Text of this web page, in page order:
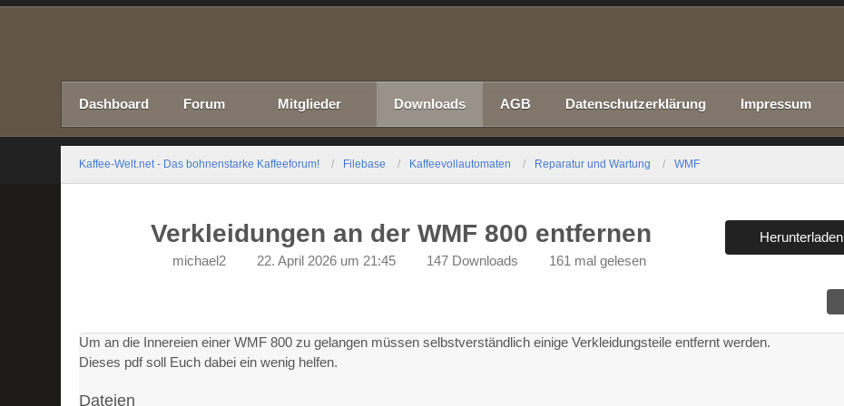
Dashboard Forum Mitglieder Downloads AGB Datenschutzerklärung Impressum
Kaffee-Welt.net - Das bohnenstarke Kaffeeforum! Filebase Kaffeevollautomaten Reparatur und Wartung WMF
Verkleidungen an der WMF 800 entfernen
michael2 22. April 2026 um 21:45 147 Downloads 161 mal gelesen
Herunterladen
Um an die Innereien einer WMF 800 zu gelangen müssen selbstverständlich einige Verkleidungsteile entfernt werden.
Dieses pdf soll Euch dabei ein wenig helfen.
Dateien